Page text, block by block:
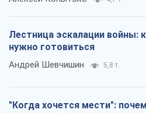
Лестница эскалации войны:
нужно готовиться
Андрей Шевчишин 5,8 т.
"Когда хочется мести":